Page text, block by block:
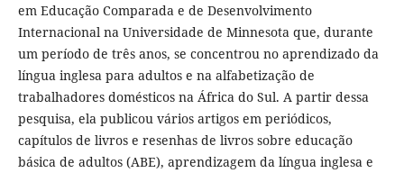
em Educação Comparada e de Desenvolvimento
Internacional na Universidade de Minnesota que, durante
um período de três anos, se concentrou no aprendizado da
língua inglesa para adultos e na alfabetização de
trabalhadores domésticos na África do Sul. A partir dessa
pesquisa, ela publicou vários artigos em periódicos,
capítulos de livros e resenhas de livros sobre educação
básica de adultos (ABE), aprendizagem da língua inglesa e